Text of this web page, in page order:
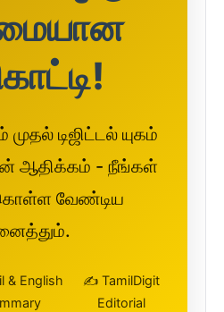
டிஜிட்டல் யுகம்
ஆதிக்கம் - நீங்கள்
கொள்ள வேண்டிய
& English
✍️ TamilDigit
Editorial